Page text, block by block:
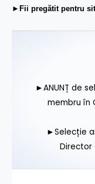
►Fii pregătit pentru
►ANUNȚ de
membru în
►Selecție
Director